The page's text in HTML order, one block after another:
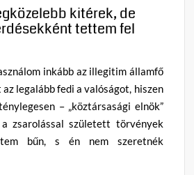
kitérek, de
tettem fel
inkább az illegitim államfő
legalább fedi a valóságot, hiszen
– „köztársasági elnök”
zsarolással született törvények
bűn, s én nem szeretnék